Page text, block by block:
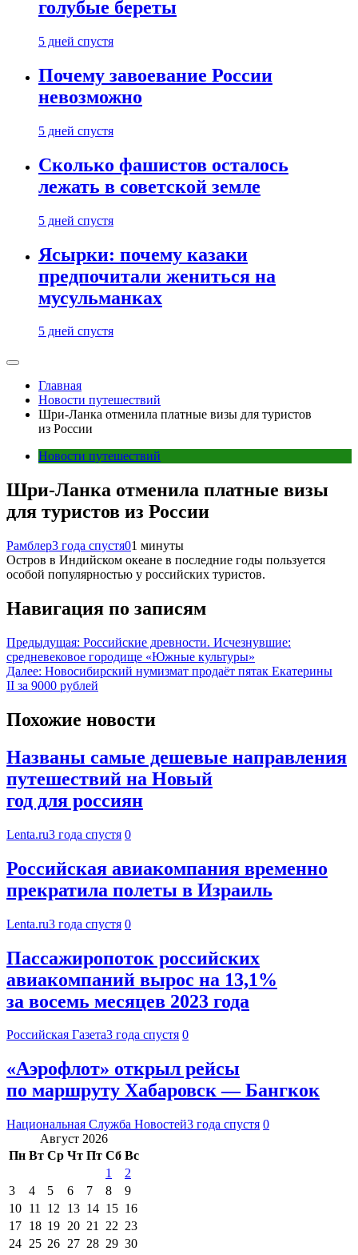
голубые береты
5 дней спустя
Почему завоевание России
невозможно
5 дней спустя
Сколько фашистов осталось
лежать в советской земле
5 дней спустя
Ясырки: почему казаки
предпочитали жениться на
мусульманках
5 дней спустя
Главная
Новости путешествий
Шри-Ланка отменила платные визы для туристов
из России
Новости путешествий
Шри-Ланка отменила платные визы
для туристов из России
Рамблер3 года спустя01 минуты
Остров в Индийском океане в последние годы пользуется
особой популярностью у российских туристов.
Навигация по записям
Предыдущая: Российские древности. Исчезнувшие:
средневековое городище «Южные культуры»
Далее: Новосибирский нумизмат продаёт пятак Екатерины
II за 9000 рублей
Похожие новости
Названы самые дешевые направления
путешествий на Новый
год для россиян
Lenta.ru3 года спустя 0
Российская авиакомпания временно
прекратила полеты в Израиль
Lenta.ru3 года спустя 0
Пассажиропоток российских
авиакомпаний вырос на 13,1%
за восемь месяцев 2023 года
Российская Газета3 года спустя 0
«Аэрофлот» открыл рейсы
по маршруту Хабаровск — Бангкок
Национальная Служба Новостей3 года спустя 0
Август 2026
Пн Вт Ср Чт Пт Сб Вс
1
2
3
4 5 6 7 8
9
10 11 12 13 14 15 16
17 18 19 20 21 22 23
24 25 26 27 28 29 30